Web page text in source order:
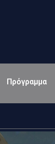
Πρόγραμμα